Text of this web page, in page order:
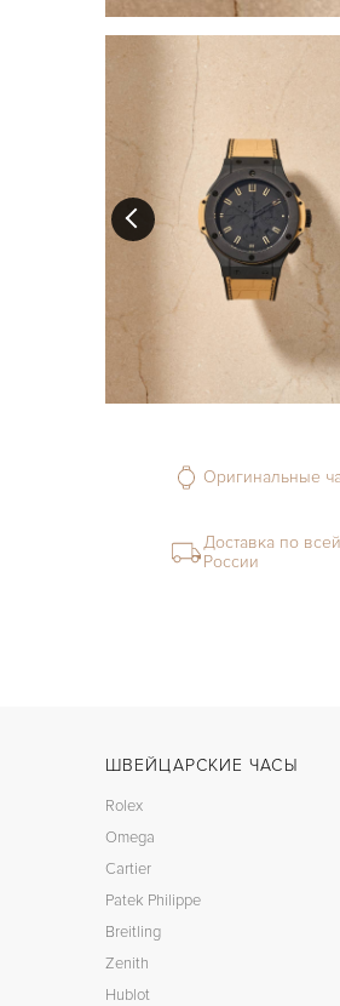
Оригинальные
Доставка по всей
России
ШВЕЙЦАРСКИЕ ЧАСЫ
Rolex
Omega
Cartier
Patek Philippe
Breitling
Zenith
Hublot